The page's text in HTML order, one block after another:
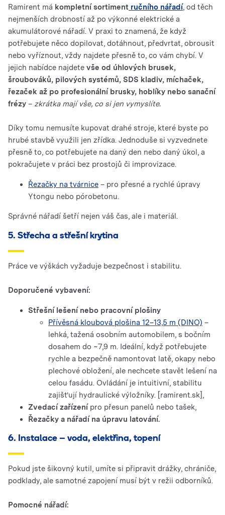
Ramirent má kompletní sortiment ručního nářadí, od těch
nejmenších drobností až po výkonné elektrické a
akumulátorové nářadí. V praxi to znamená, že když
potřebujete něco dopilovat, dotáhnout, předvrtat, obrousit
nebo vyříznout, vždy najdete přesně to, co vám chybí. V
jejich nabídce najdete vše od úhlových brusek,
šroubováků, pilových systémů, SDS kladiv, míchaček,
řezaček až po profesionální brusky, hoblíky nebo sanační
frézy – zkrátka mají vše, co si jen vymyslíte.
Díky tomu nemusíte kupovat drahé stroje, které byste po
hrubé stavbě využili jen zřídka. Jednoduše si vyzvednete
přesně to, co potřebujete na daný den nebo daný úkol, a
pokračujete v práci bez prostojů či improvizace.
Řezačky na tvárnice – pro přesné a rychlé úpravy
Ytongu nebo pórobetonu.
Správné nářadí šetří nejen váš čas, ale i materiál.
5. Střecha a střešní krytina
Práce ve výškách vyžaduje bezpečnost i stabilitu.
Doporučené vybavení:
Střešní lešení nebo pracovní plošiny
Přívěsná kloubová plošina 12–13,5 m (DINO) –
lehká, tažená osobním automobilem, s bočním
dosahem do ~7,9 m. Ideální, když potřebujete
rychle a bezpečně namontovat latě, okapy nebo
plechové obložení, ale nechcete stavět lešení na
celou fasádu. Ovládání je intuitivní, stabilitu
zajišťují hydraulické výložníky. [ramirent.sk],
Zvedací zařízenípro přesun panelů nebo tašek,
Řezačky a nářadí na úpravu latování.
6. Instalace – voda, elektřina, topení
Pokud jste šikovný kutil, umíte si připravit drážky, chrániče,
podklady, ale samotné zapojení musí být v režii odborníků.
Pomocné nářadí: